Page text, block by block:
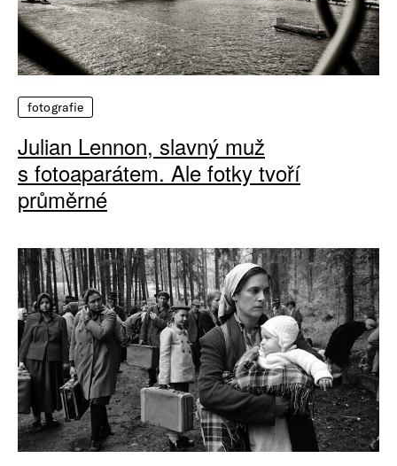
fotografie
Julian Lennon, slavný muž
s fotoaparátem. Ale fotky tvoří
průměrné